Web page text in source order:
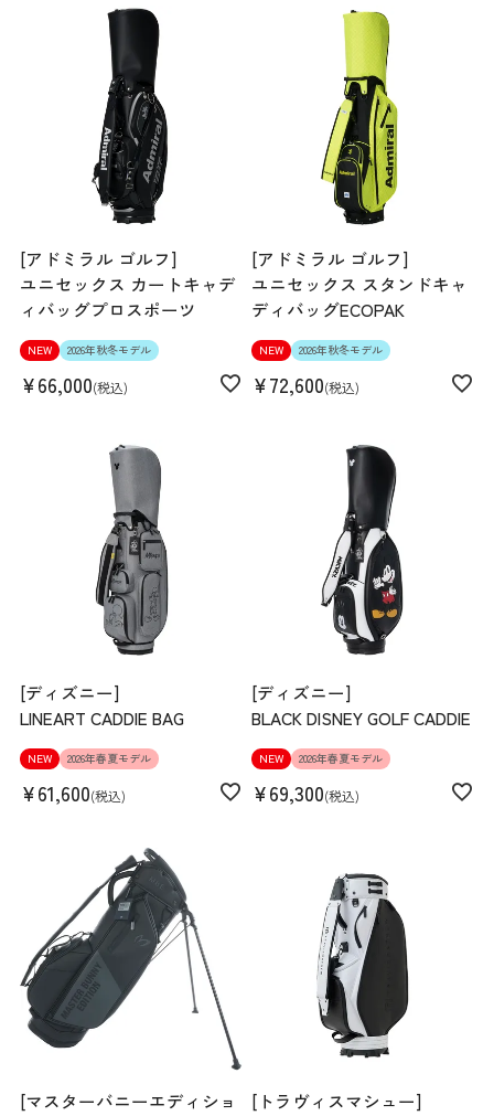
[アドミラル ゴルフ]
ユニセックス カートキャデ
ィバッグプロスポーツ
NEW 2026年秋冬モデル
¥66,000 税込
[アドミラル ゴルフ]
ユニセックス スタンドキャ
ディバッグECOPAK
NEW 2026年秋冬モデル
¥72,600 税込
[ディズニー]
LINEART CADDIE BAG
NEW 2026年春夏モデル
¥61,600 税込
[ディズニー]
BLACK DISNEY GOLF CADDIE
NEW 2026年春夏モデル
¥69,300 税込
[マスターバニーエディショ
[トラヴィスマシュー]